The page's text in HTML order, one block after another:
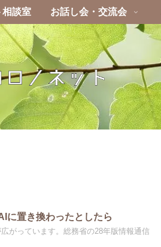
相談室 お話し会・交流会
に置き換わったとしたら
がっています。総務省の28年版情報通信